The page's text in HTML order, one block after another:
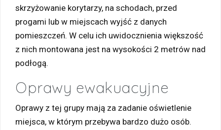
skrzyżowanie korytarzy, na schodach, przed
progami lub w miejscach wyjść z danych
pomieszczeń. W celu ich uwidocznienia większość
z nich montowana jest na wysokości 2 metrów nad
podłogą.
Oprawy ewakuacyjne
Oprawy z tej grupy mają za zadanie oświetlenie
miejsca, w którym przebywa bardzo dużo osób.